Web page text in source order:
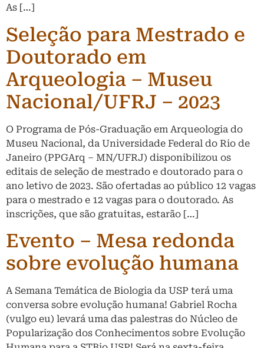
As […]
Seleção para Mestrado e
Doutorado em
Arqueologia – Museu
Nacional/UFRJ – 2023
O Programa de Pós-Graduação em Arqueologia do
Museu Nacional, da Universidade Federal do Rio de
Janeiro (PPGArq – MN/UFRJ) disponibilizou os
editais de seleção de mestrado e doutorado para o
ano letivo de 2023. São ofertadas ao público 12 vagas
para o mestrado e 12 vagas para o doutorado. As
inscrições, que são gratuitas, estarão […]
Evento – Mesa redonda
sobre evolução humana
A Semana Temática de Biologia da USP terá uma
conversa sobre evolução humana! Gabriel Rocha
(vulgo eu) levará uma das palestras do Núcleo de
Popularização dos Conhecimentos sobre Evolução